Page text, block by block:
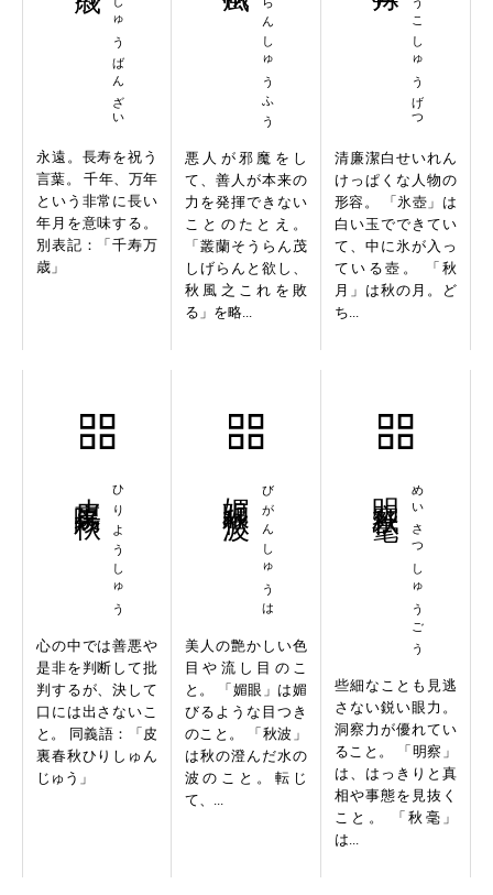
せんしゅうばんざい
永遠。長寿を祝う
言葉。 千年、万年
という非常に長い
年月を意味する。
別表記：「千寿万
歳」
そうらんしゅうふう
悪人が邪魔をし
て、善人が本来の
力を発揮できない
ことのたとえ。
「叢蘭そうらん茂
しげらんと欲し、
秋風之これを敗
る」を略...
ひょうこしゅうげつ
清廉潔白せいれん
けっぱくな人物の
形容。 「氷壺」は
白い玉でできてい
て、中に氷が入っ
ている壺。 「秋
月」は秋の月。ど
ち...
ひりようしゅう
心の中では善悪や
是非を判断して批
判するが、決して
口には出さないこ
と。 同義語：「皮
裏春秋ひりしゅん
じゅう」
びがんしゅうは
美人の艶かしい色
目や流し目のこ
と。 「媚眼」は媚
びるような目つき
のこと。 「秋波」
は秋の澄んだ水の
波のこと。転じ
て、...
めいさつしゅうごう
些細なことも見逃
さない鋭い眼力。
洞察力が優れてい
ること。 「明察」
は、はっきりと真
相や事態を見抜く
こと。 「秋毫」
は...